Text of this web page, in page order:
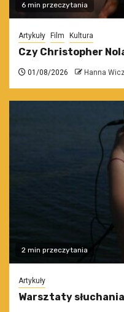
6 min przeczytania
Artykuły Film Kultura
Czy Christopher
01/08/2026 Hanna
2 min przeczytania
Artykuły
Warsztaty